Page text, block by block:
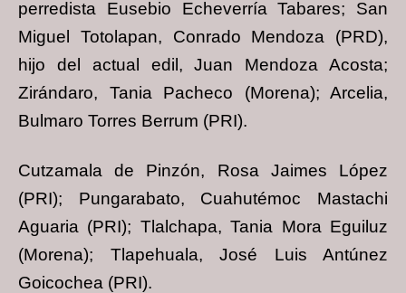
perredista Eusebio Echeverría Tabares; San
Miguel Totolapan, Conrado Mendoza (PRD),
hijo del actual edil, Juan Mendoza Acosta;
Zirándaro, Tania Pacheco (Morena); Arcelia,
Bulmaro Torres Berrum (PRI).
Cutzamala de Pinzón, Rosa Jaimes López
(PRI); Pungarabato, Cuahutémoc Mastachi
Aguaria (PRI); Tlalchapa, Tania Mora Eguiluz
(Morena); Tlapehuala, José Luis Antúnez
Goicochea (PRI).